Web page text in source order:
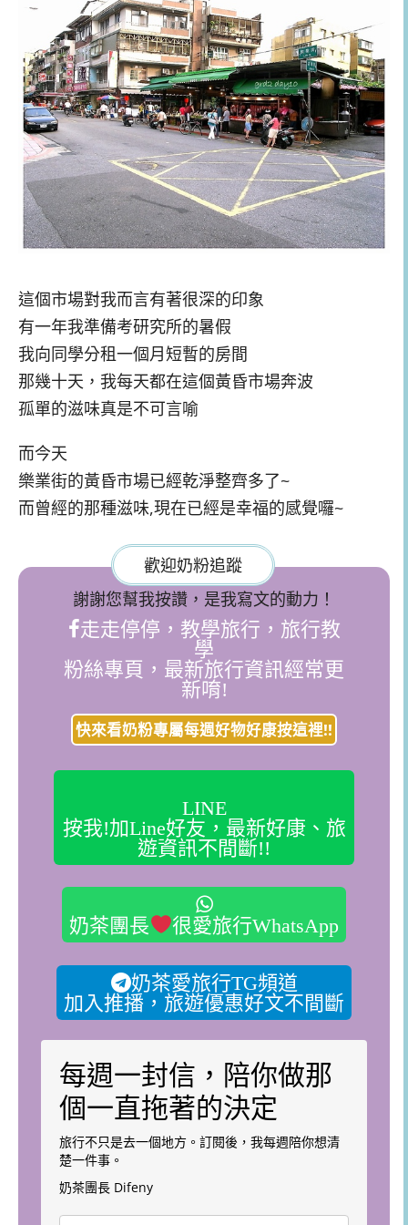
這個市場對我而言有著很深的印象
有一年我準備考研究所的暑假
我向同學分租一個月短暫的房間
那幾十天，我每天都在這個黃昏市場奔波
孤單的滋味真是不可言喻
而今天
樂業街的黃昏市場已經乾淨整齊多了~
而曾經的那種滋味,現在已經是幸福的感覺囉~
歡迎奶粉追蹤
謝謝您幫我按讚，是我寫文的動力！
走走停停，教學旅行，旅行教
學
粉絲專頁，最新旅行資訊經常更
新唷!
快來看奶粉專屬每週好物好康按這裡!!
LINE
按我!加Line好友，最新好康、旅
遊資訊不間斷!!
奶茶團長 很愛旅行WhatsApp
奶茶愛旅行TG頻道
加入推播，旅遊優惠好文不間斷
每週一封信，陪你做那
個一直拖著的決定
旅行不只是去一個地方。訂閱後，我每週陪你想清
楚一件事。
奶茶團長 Difeny